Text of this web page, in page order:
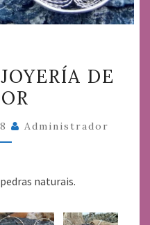
ART’S
DE
Administrador
naturais.